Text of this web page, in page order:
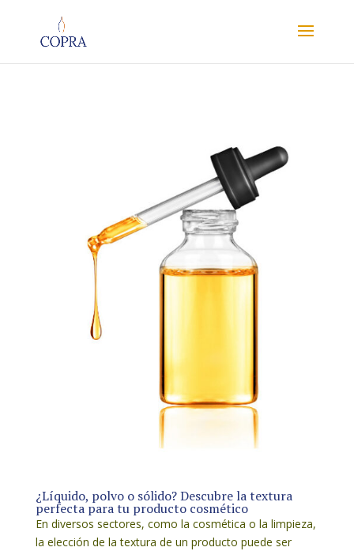
¿Líquido, polvo o sólido? Descubre la textura
perfecta para tu producto cosmético
En diversos sectores, como la cosmética o la limpieza,
la elección de la textura de un producto puede ser